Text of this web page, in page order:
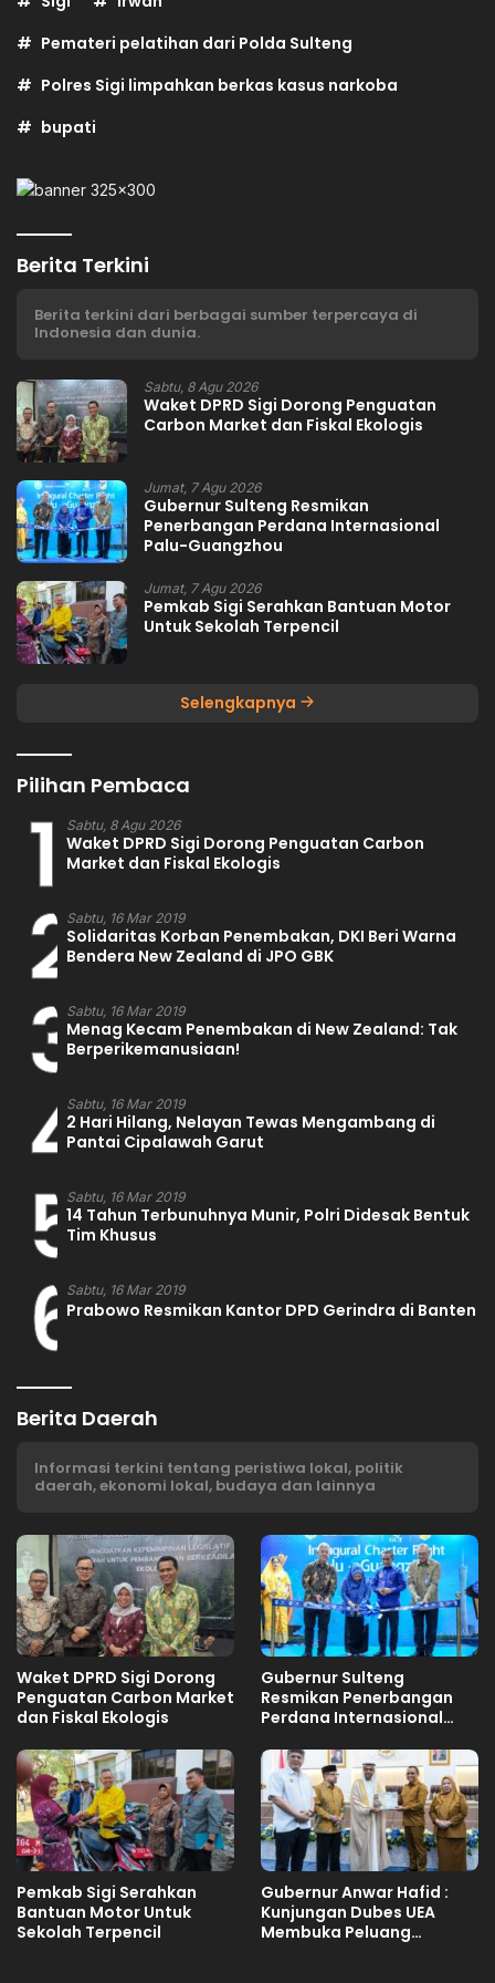
Pemateri pelatihan dari Polda Sulteng
Polres Sigi limpahkan berkas kasus narkoba
bupati
Berita Terkini
Berita terkini dari berbagai sumber terpercaya di
Indonesia dan dunia.
Sabtu, 8 Agu 2026
Waket DPRD Sigi Dorong Penguatan
Carbon Market dan Fiskal Ekologis
Jumat, 7 Agu 2026
Gubernur Sulteng Resmikan
Penerbangan Perdana Internasional
Palu-Guangzhou
Jumat, 7 Agu 2026
Pemkab Sigi Serahkan Bantuan Motor
Untuk Sekolah Terpencil
Selengkapnya
Pilihan Pembaca
1 Sabtu, 8 Agu 2026
Waket DPRD Sigi Dorong Penguatan Carbon
Market dan Fiskal Ekologis
2Sabtu, 16 Mar 2019
Solidaritas Korban Penembakan, DKI Beri Warna
Bendera New Zealand di JPO GBK
3Sabtu, 16 Mar 2019
Menag Kecam Penembakan di New Zealand: Tak
Berperikemanusiaan!
4Sabtu, 16 Mar 2019
2 Hari Hilang, Nelayan Tewas Mengambang di
Pantai Cipalawah Garut
5Sabtu, 16 Mar 2019
14 Tahun Terbunuhnya Munir, Polri Didesak Bentuk
Tim Khusus
6Sabtu, 16 Mar 2019
Prabowo Resmikan Kantor DPD Gerindra di Banten
Berita Daerah
Informasi terkini tentang peristiwa lokal, politik
daerah, ekonomi lokal, budaya dan lainnya
Waket DPRD Sigi Dorong
Penguatan Carbon Market
dan Fiskal Ekologis
Gubernur Sulteng
Resmikan Penerbangan
Perdana Internasional
Pemkab Sigi Serahkan
Bantuan Motor Untuk
Sekolah Terpencil
Gubernur Anwar Hafid :
Kunjungan Dubes UEA
Membuka Peluang